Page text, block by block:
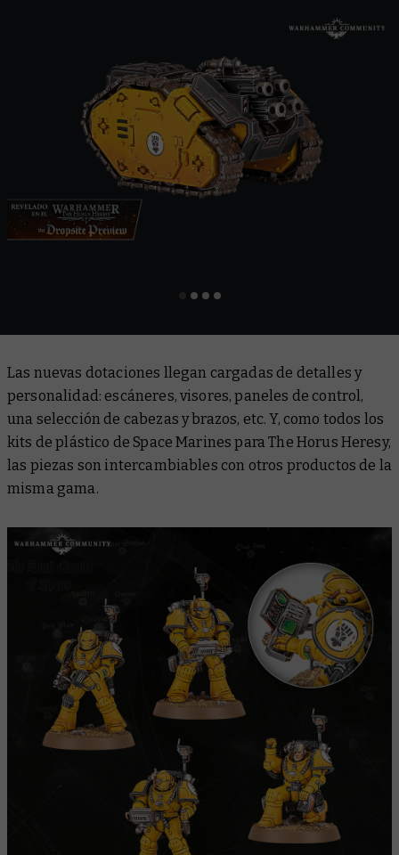
Las nuevas dotaciones llegan cargadas de detalles y
personalidad: escáneres, visores, paneles de control,
una selección de cabezas y brazos, etc. Y, como todos los
kits de plástico de Space Marines para The Horus Heresy,
las piezas son intercambiables con otros productos de la
misma gama.